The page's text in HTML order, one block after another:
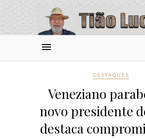
DESTAQUES
Veneziano
novo presidente
destaca